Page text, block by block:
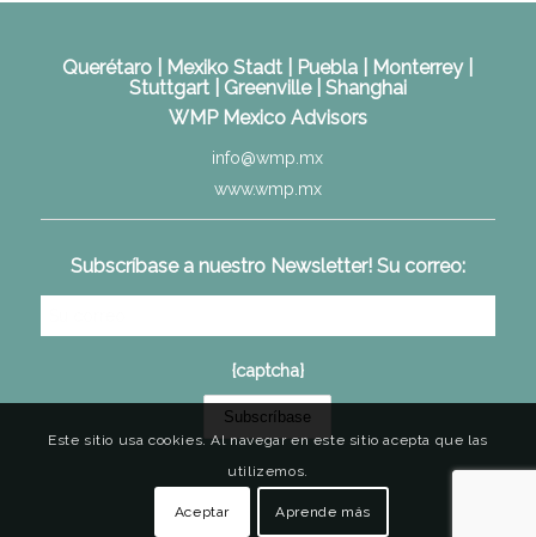
Querétaro | Mexiko Stadt | Puebla | Monterrey |
Stuttgart | Greenville | Shanghai
WMP Mexico Advisors
info@wmp.mx
www.wmp.mx
Subscríbase a nuestro Newsletter! Su correo:
{captcha}
Este sitio usa cookies. Al navegar en este sitio acepta que las
utilizemos.
Aceptar Aprende más